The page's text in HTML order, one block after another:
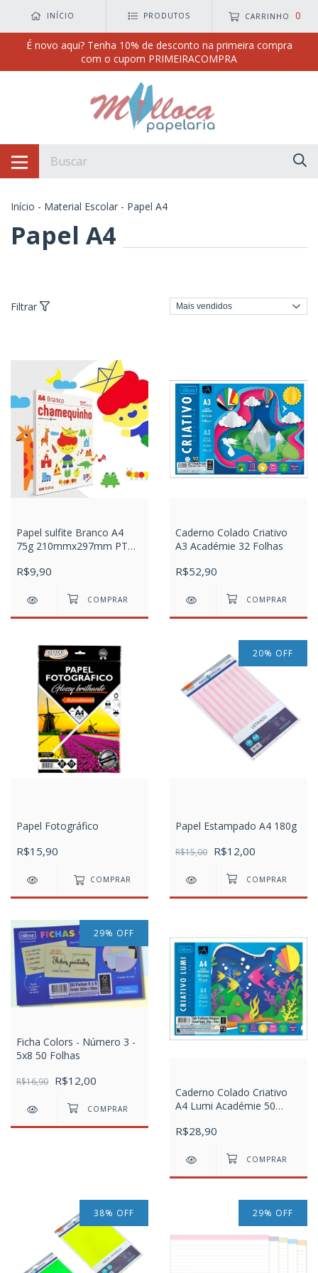
INÍCIO PRODUTOS CARRINHO 0
É novo aqui? Tenha 10% de desconto na primeira compra
com o cupom PRIMEIRACOMPRA
Início - Material Escolar - Papel A4
Papel A4
Filtrar
Papel sulfite Branco A4
75g 210mmx297mm PT
R$9,90
Caderno Colado Criativo
A3 Académie 32 Folhas
R$52,90
Papel Fotográfico
R$15,90
COMPRAR
20% OFF
Papel Estampado A4 180g
R$15,00 R$12,00
29% OFF
Ficha Colors - Número 3 -
5x8 50 Folhas
R$16,90 R$12,00
Caderno Colado Criativo
A4 Lumi Académie 50
R$28,90
38% OFF 29% OFF